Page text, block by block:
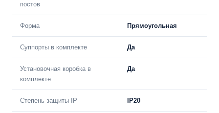
постов
Форма Прямоугольная
Суппорты в комплекте Да
Установочная коробка в
комплекте
Да
Степень защиты IP IP20